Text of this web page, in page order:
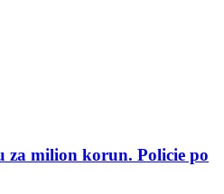
za milion korun. Policie po